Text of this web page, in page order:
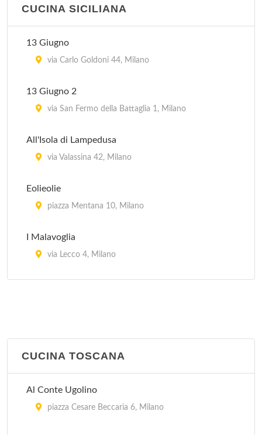
via Goffredo Sigieri 10, Milano
CUCINA SICILIANA
13 Giugno
via Carlo Goldoni 44, Milano
13 Giugno 2
via San Fermo della Battaglia 1, Milano
All'Isola di Lampedusa
via Valassina 42, Milano
Eolieolie
piazza Mentana 10, Milano
I Malavoglia
via Lecco 4, Milano
viale Gian Galeazzo 6, Milano
CUCINA TOSCANA
Al Conte Ugolino
piazza Cesare Beccaria 6, Milano